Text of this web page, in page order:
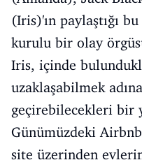
(Iris)'ın paylaştığı
kurulu bir olay
Iris, içinde
uzaklaşabilmek
geçirebilecekleri bir
Günümüzdeki
site üzerinden